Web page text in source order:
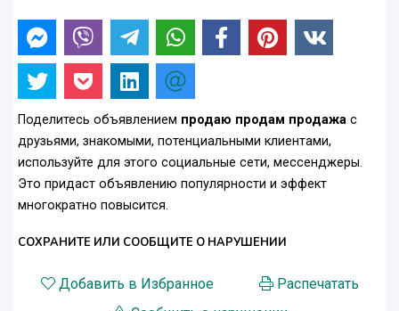
Поделитесь объявлением продаю продам продажа с
друзьями, знакомыми, потенциальными клиентами,
используйте для этого социальные сети, мессенджеры.
Это придаст объявлению популярности и эффект
многократно повысится.
СОХРАНИТЕ ИЛИ СООБЩИТЕ О НАРУШЕНИИ
Добавить в Избранное
Распечатать